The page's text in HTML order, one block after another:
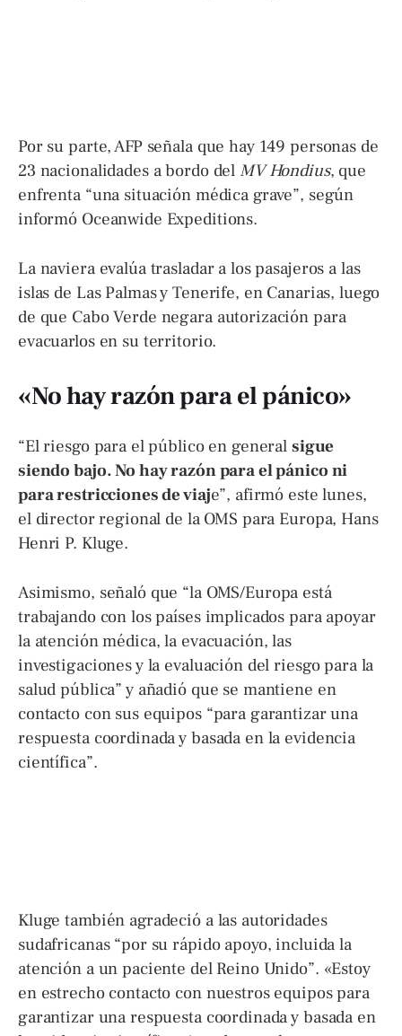
Por su parte, AFP señala que hay 149 personas de
23 nacionalidades a bordo del MV Hondius, que
enfrenta “una situación médica grave”, según
informó Oceanwide Expeditions.
La naviera evalúa trasladar a los pasajeros a las
islas de Las Palmas y Tenerife, en Canarias, luego
de que Cabo Verde negara autorización para
evacuarlos en su territorio.
«No hay razón para el pánico»
“El riesgo para el público en general sigue
siendo bajo. No hay razón para el pánico ni
para restricciones de viaje”, afirmó este lunes,
el director regional de la OMS para Europa, Hans
Henri P. Kluge.
Asimismo, señaló que “la OMS/Europa está
trabajando con los países implicados para apoyar
la atención médica, la evacuación, las
investigaciones y la evaluación del riesgo para la
salud pública” y añadió que se mantiene en
contacto con sus equipos “para garantizar una
respuesta coordinada y basada en la evidencia
científica”.
Kluge también agradeció a las autoridades
sudafricanas “por su rápido apoyo, incluida la
atención a un paciente del Reino Unido”. «Estoy
en estrecho contacto con nuestros equipos para
garantizar una respuesta coordinada y basada en